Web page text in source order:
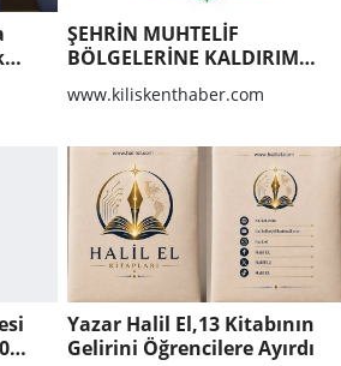
ŞEHRİN MUHTELİF
BÖLGELERİNE KALDIRIM
YAPILMASI VE BOZULAN
KALDIRIMLARIN
www.kiliskenthaber.com
Yazar Halil El,13 Kitabının
Gelirini Öğrencilere Ayırdı